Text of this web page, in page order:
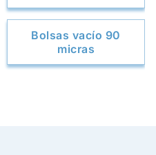
Bolsas vacío 90
micras